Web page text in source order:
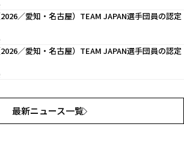
／愛知・名古屋）TEAM JAPAN選手団員の認定
／愛知・名古屋）TEAM JAPAN選手団員の認定
最新ニュース一覧